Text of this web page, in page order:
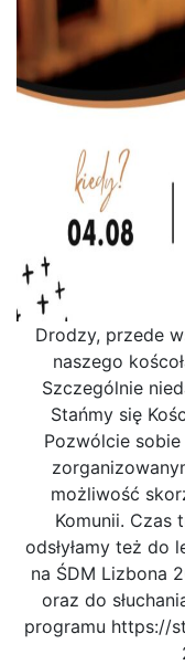
Drodzy, przede
naszego
Szczególnie
Stańmy się
Pozwólcie
możliwość
Komunii. Czas
odsłyłamy też do
na ŚDM Lizbona
oraz do
programu https://